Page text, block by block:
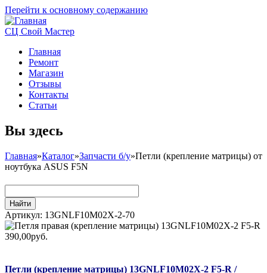
Перейти к основному содержанию
СЦ Свой Мастер
Главная
Ремонт
Магазин
Отзывы
Контакты
Статьи
Вы здесь
Главная»Каталог»Запчасти б/у»Петли (крепление матрицы) от
ноутбука ASUS F5N
Артикул: 13GNLF10M02X-2-70
390,00руб.
Петли (крепление матрицы) 13GNLF10M02X-2 F5-R /